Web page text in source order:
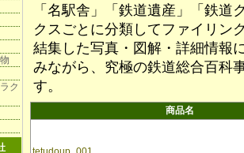
ク
「名駅舎」「鉄道遺産」「鉄
クスごとに分類してファイリン
結集した写真・図解・詳細情報
みながら、究極の鉄道総合百科
す。
商品名